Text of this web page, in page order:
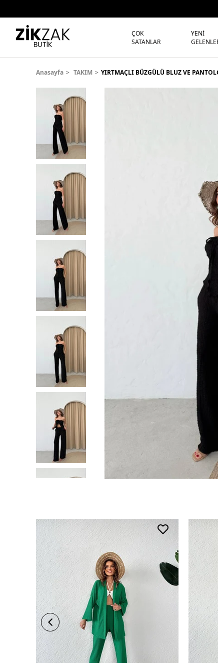
ÇOK
SATANLAR
YENİ
Anasayfa TAKIM YIRTMAÇLI BÜZGÜLÜ BLUZ VE